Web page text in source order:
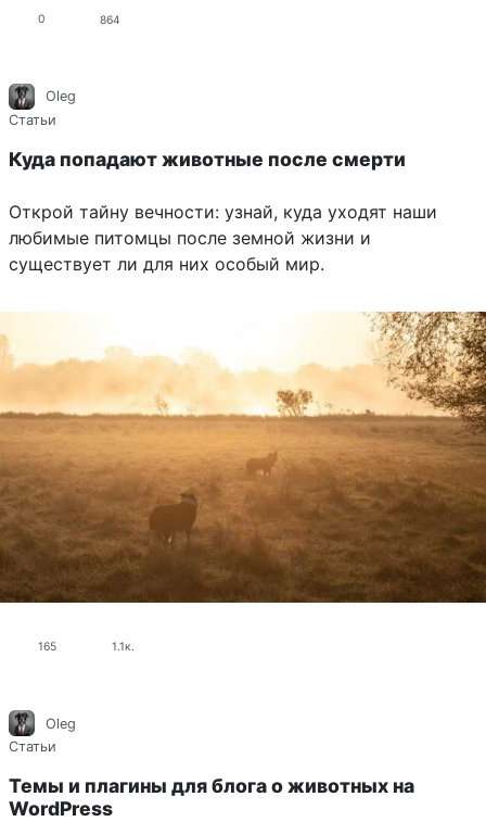
0 864
Oleg
Статьи
Куда попадают животные после смерти
Открой тайну вечности: узнай, куда уходят наши
любимые питомцы после земной жизни и
существует ли для них особый мир.
165 1.1к.
Oleg
Статьи
Темы и плагины для блога о животных на
WordPress